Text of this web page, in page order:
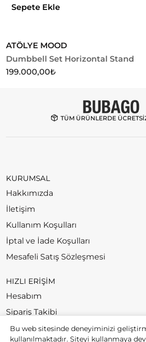
Sepete Ekle
ATÖLYE MOOD
Dumbbell Set Horizontal Stand
199.000,00₺
TÜM ÜRÜNLERDE
KURUMSAL
Hakkımızda
İletişim
Kullanım Koşulları
İptal ve İade Koşulları
Mesafeli Satış Sözleşmesi
HIZLI ERİŞİM
Hesabım
Sipariş Takibi
Bu web sitesinde deneyiminizi
kullanılmaktadır. Siteyi kullanmaya